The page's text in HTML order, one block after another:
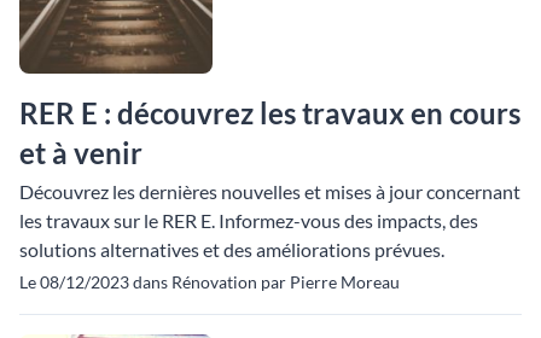
RER E : découvrez les travaux en cours
et à venir
Découvrez les dernières nouvelles et mises à jour concernant
les travaux sur le RER E. Informez-vous des impacts, des
solutions alternatives et des améliorations prévues.
Le 08/12/2023 dans Rénovation par Pierre Moreau